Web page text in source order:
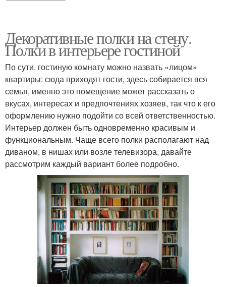
Декоративные полки на стену.
Полки в интерьере гостиной
По сути, гостиную комнату можно назвать «лицом»
квартиры: сюда приходят гости, здесь собирается вся
семья, именно это помещение может рассказать о
вкусах, интересах и предпочтениях хозяев, так что к его
оформлению нужно подойти со всей ответственностью.
Интерьер должен быть одновременно красивым и
функциональным. Чаще всего полки располагают над
диваном, в нишах или возле телевизора, давайте
рассмотрим каждый вариант более подробно.